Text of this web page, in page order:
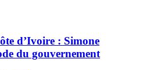
d’Ivoire : Simone
du gouvernement